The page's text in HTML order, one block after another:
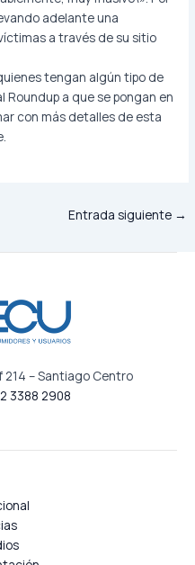
adelante una
a través de su sitio
tengan algún tipo de
Roundup a que se pongan en
con más detalles de esta
Entrada siguiente →
– Santiago Centro
3388 2908